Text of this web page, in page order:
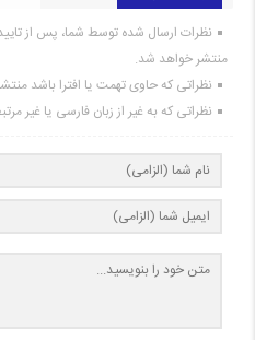
نظرات ارسال شده توسط شما، پس از
منتشر خواهد شد.
نظراتی که حاوی تهمت یا افترا باشد
نظراتی که به غیر از زبان فارسی یا غیر